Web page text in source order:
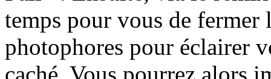
temps pour vous de fermer
photophores pour éclairer
caché. Vous pourrez alors